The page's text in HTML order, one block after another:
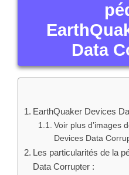
Data
EarthQuaker Devices
Voir plus d’images
Devices Data
Les particularités de la
Data Corrupter :